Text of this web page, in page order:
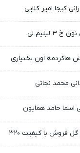
کیجا امیر کلایی
لیلیم لی
هاکردمه اون بختیاری
محمد نجاتی
اسما حامد همایون
فروش با کیفیت ۳۲۰